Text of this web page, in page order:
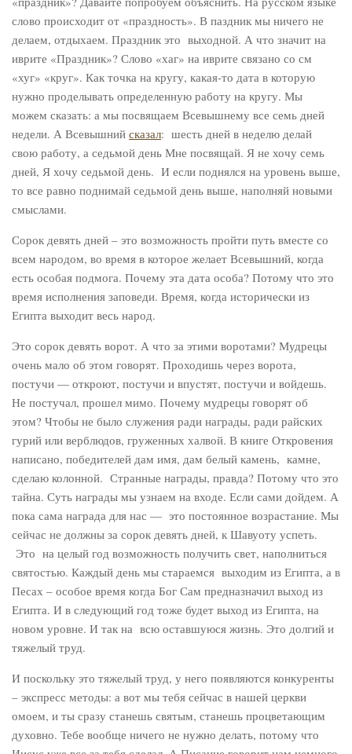
слово происходит от «праздность». В паздник мы ничего не
делаем, отдыхаем. Праздник это выходной. А что значит на
иврите «Праздник»? Слово «хаг» на иврите связано со см
«хуг» «круг». Как точка на кругу, какая-то дата в которую
нужно проделывать определенную работу на кругу. Мы
можем сказать: а мы посвящаем Всевышнему все семь дней
недели. А Всевышний сказал: шесть дней в неделю делай
свою работу, а седьмой день Мне посвящай. Я не хочу семь
дней, Я хочу седьмой день. И если поднялся на уровень выше,
то все равно поднимай седьмой день выше, наполняй новыми
смыслами.
Сорок девять дней – это возможность пройти путь вместе со
всем народом, во время в которое желает Всевышний, когда
есть особая подмога. Почему эта дата особа? Потому что это
время исполнения заповеди. Время, когда исторически из
Египта выходит весь народ.
Это сорок девять ворот. А что за этими воротами? Мудрецы
очень мало об этом говорят. Проходишь через ворота,
постучи — откроют, постучи и впустят, постучи и войдешь.
Не постучал, прошел мимо. Почему мудрецы говорят об
этом? Чтобы не было служения ради награды, ради райских
гурий или верблюдов, груженных халвой. В книге Откровения
написано, победителей дам имя, дам белый камень, камне,
сделаю колонной. Странные награды, правда? Потому что это
тайна. Суть награды мы узнаем на входе. Если сами дойдем. А
пока сама награда для нас — это постоянное возрастание. Мы
сейчас не должны за сорок девять дней, к Шавуоту успеть.
Это на целый год возможность получить свет, наполниться
святостью. Каждый день мы стараемся выходим из Египта, а в
Песах – особое время когда Бог Сам предназначил выход из
Египта. И в следующий год тоже будет выход из Египта, на
новом уровне. И так на всю оставшуюся жизнь. Это долгий и
тяжелый труд.
И поскольку это тяжелый труд, у него появляются конкуренты
– экспресс методы: а вот мы тебя сейчас в нашей церкви
омоем, и ты сразу станешь святым, станешь процветающим
духовно. Тебе вообще ничего не нужно делать, потому что